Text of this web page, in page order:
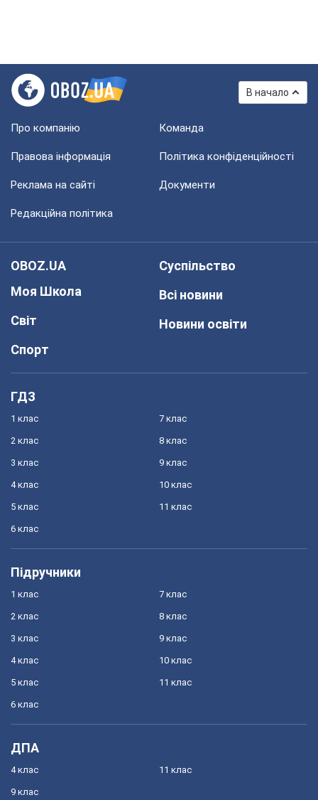
В начало
Про компанію Команда
Правова інформація Політика конфіденційності
Реклама на сайті Документи
Редакційна політика
OBOZ.UA
Моя Школа
Світ
Спорт
Суспільство
Всі новини
Новини освіти
ГДЗ
1 клас
2 клас
3 клас
4 клас
5 клас
6 клас
7 клас
8 клас
9 клас
10 клас
11 клас
Підручники
1 клас
2 клас
3 клас
4 клас
5 клас
6 клас
7 клас
8 клас
9 клас
10 клас
11 клас
ДПА
4 клас
9 клас
11 клас